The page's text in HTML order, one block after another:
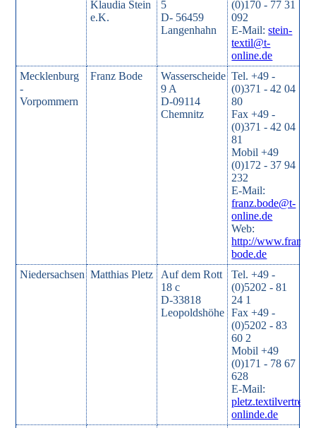
Klaudia Stein
e.K.
5
D- 56459
Langenhahn
(0)170 - 77 31
092
E-Mail:stein-
textil@t-
online.de
Mecklenburg
-
Vorpommern
Franz Bode
Wasserscheide
9 A
D-09114
Chemnitz
Tel. +49 -
(0)371 - 42 04
80
Fax +49 -
(0)371 - 42 04
81
Mobil +49
(0)172 - 37 94
232
E-Mail:
franz.bode@t-
online.de
Web:
http://www.franz-
bode.de
Niedersachsen Matthias Pletz
Auf dem Rott
18 c
D-33818
Leopoldshöhe
Tel. +49 -
(0)5202 - 81
24 1
Fax +49 -
(0)5202 - 83
60 2
Mobil +49
(0)171 - 78 67
628
E-Mail:
onlinde.de